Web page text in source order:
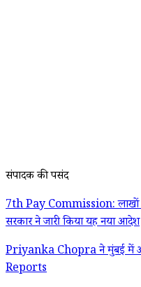
संपादक की पसंद
7th Pay Commission: लाखों
सरकार ने जारी किया यह नया आदेश
Priyanka Chopra ने मुंबई में
Reports